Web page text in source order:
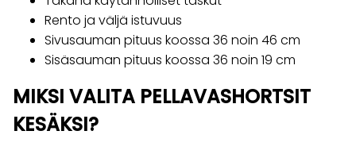
Rento ja väljä istuvuus
Sivusauman pituus koossa 36 noin 46 cm
Sisäsauman pituus koossa 36 noin 19 cm
MIKSI VALITA PELLAVASHORTSIT
KESÄKSI?